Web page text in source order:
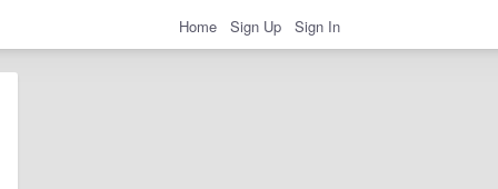
Home Sign Up Sign In